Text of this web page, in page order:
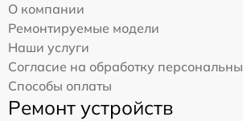
О компании
Ремонтируемые модели
Наши услуги
Согласие на обработку
Способы оплаты
Ремонт устройств